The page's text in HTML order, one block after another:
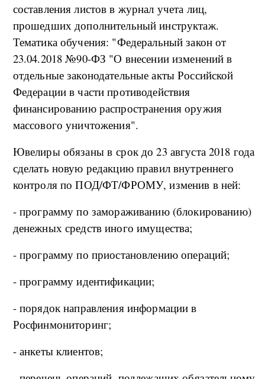
составления листов в журнал учета лиц,
прошедших дополнительный инструктаж.
Тематика обучения: "Федеральный закон от
23.04.2018 №90-ФЗ "О внесении изменений в
отдельные законодательные акты Российской
Федерации в части противодействия
финансированию распространения оружия
массового уничтожения".
Ювелиры обязаны в срок до 23 августа 2018 года
сделать новую редакцию правил внутреннего
контроля по ПОД/ФТ/ФРОМУ, изменив в ней:
- программу по замораживанию (блокированию)
денежных средств иного имущества;
- программу по приостановлению операций;
- программу идентификации;
- порядок направления информации в
Росфинмониторинг;
- анкеты клиентов;